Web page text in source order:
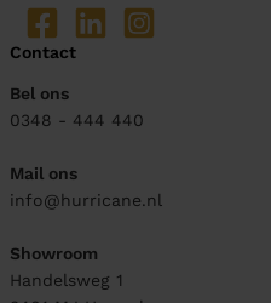
Contact
Bel ons
0348 - 444 440
Mail ons
info@hurricane.nl
Showroom
Handelsweg 1